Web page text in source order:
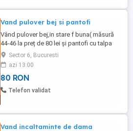
Vand pulover bej si pantofi
Vând pulover bej,in stare f buna( măsură
44-46 la preț de 80 lei și pantofi cu talpa
ortopedica,bej,in stare f buna( preț 60)
Sector 6, Bucuresti
azi 13:00
80 RON
Telefon validat
Vand incaltaminte de dama